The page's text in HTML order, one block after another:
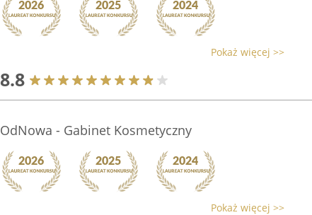
Pokaż więcej >>
8.8
OdNowa - Gabinet Kosmetyczny
Pokaż więcej >>